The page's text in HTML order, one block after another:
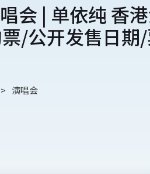
会 | 单依纯 香
/公开发售日
演唱会